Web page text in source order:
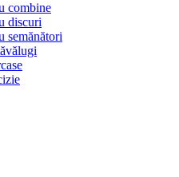
combine
discuri
semănători